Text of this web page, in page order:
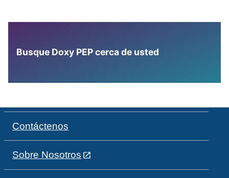
Busque Doxy PEP cerca de usted
Contáctenos
Sobre Nosotros